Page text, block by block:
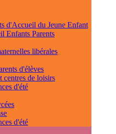
d'Accueil du Jeune Enfant
Enfants Parents
libérales
d'élèves
centres de loisirs
d'été
d'été